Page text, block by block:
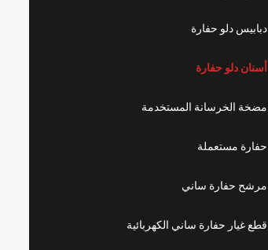
دبابيس دلو حفارة
أسنان دلو حفارة
مضخة الخرسانة المستخدمة
حفارة مستعملة
مرشح حفارة ساني
قطع غيار حفارة ساني الكهربائية